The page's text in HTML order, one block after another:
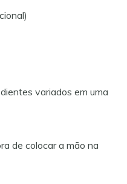
de colocar a mão na